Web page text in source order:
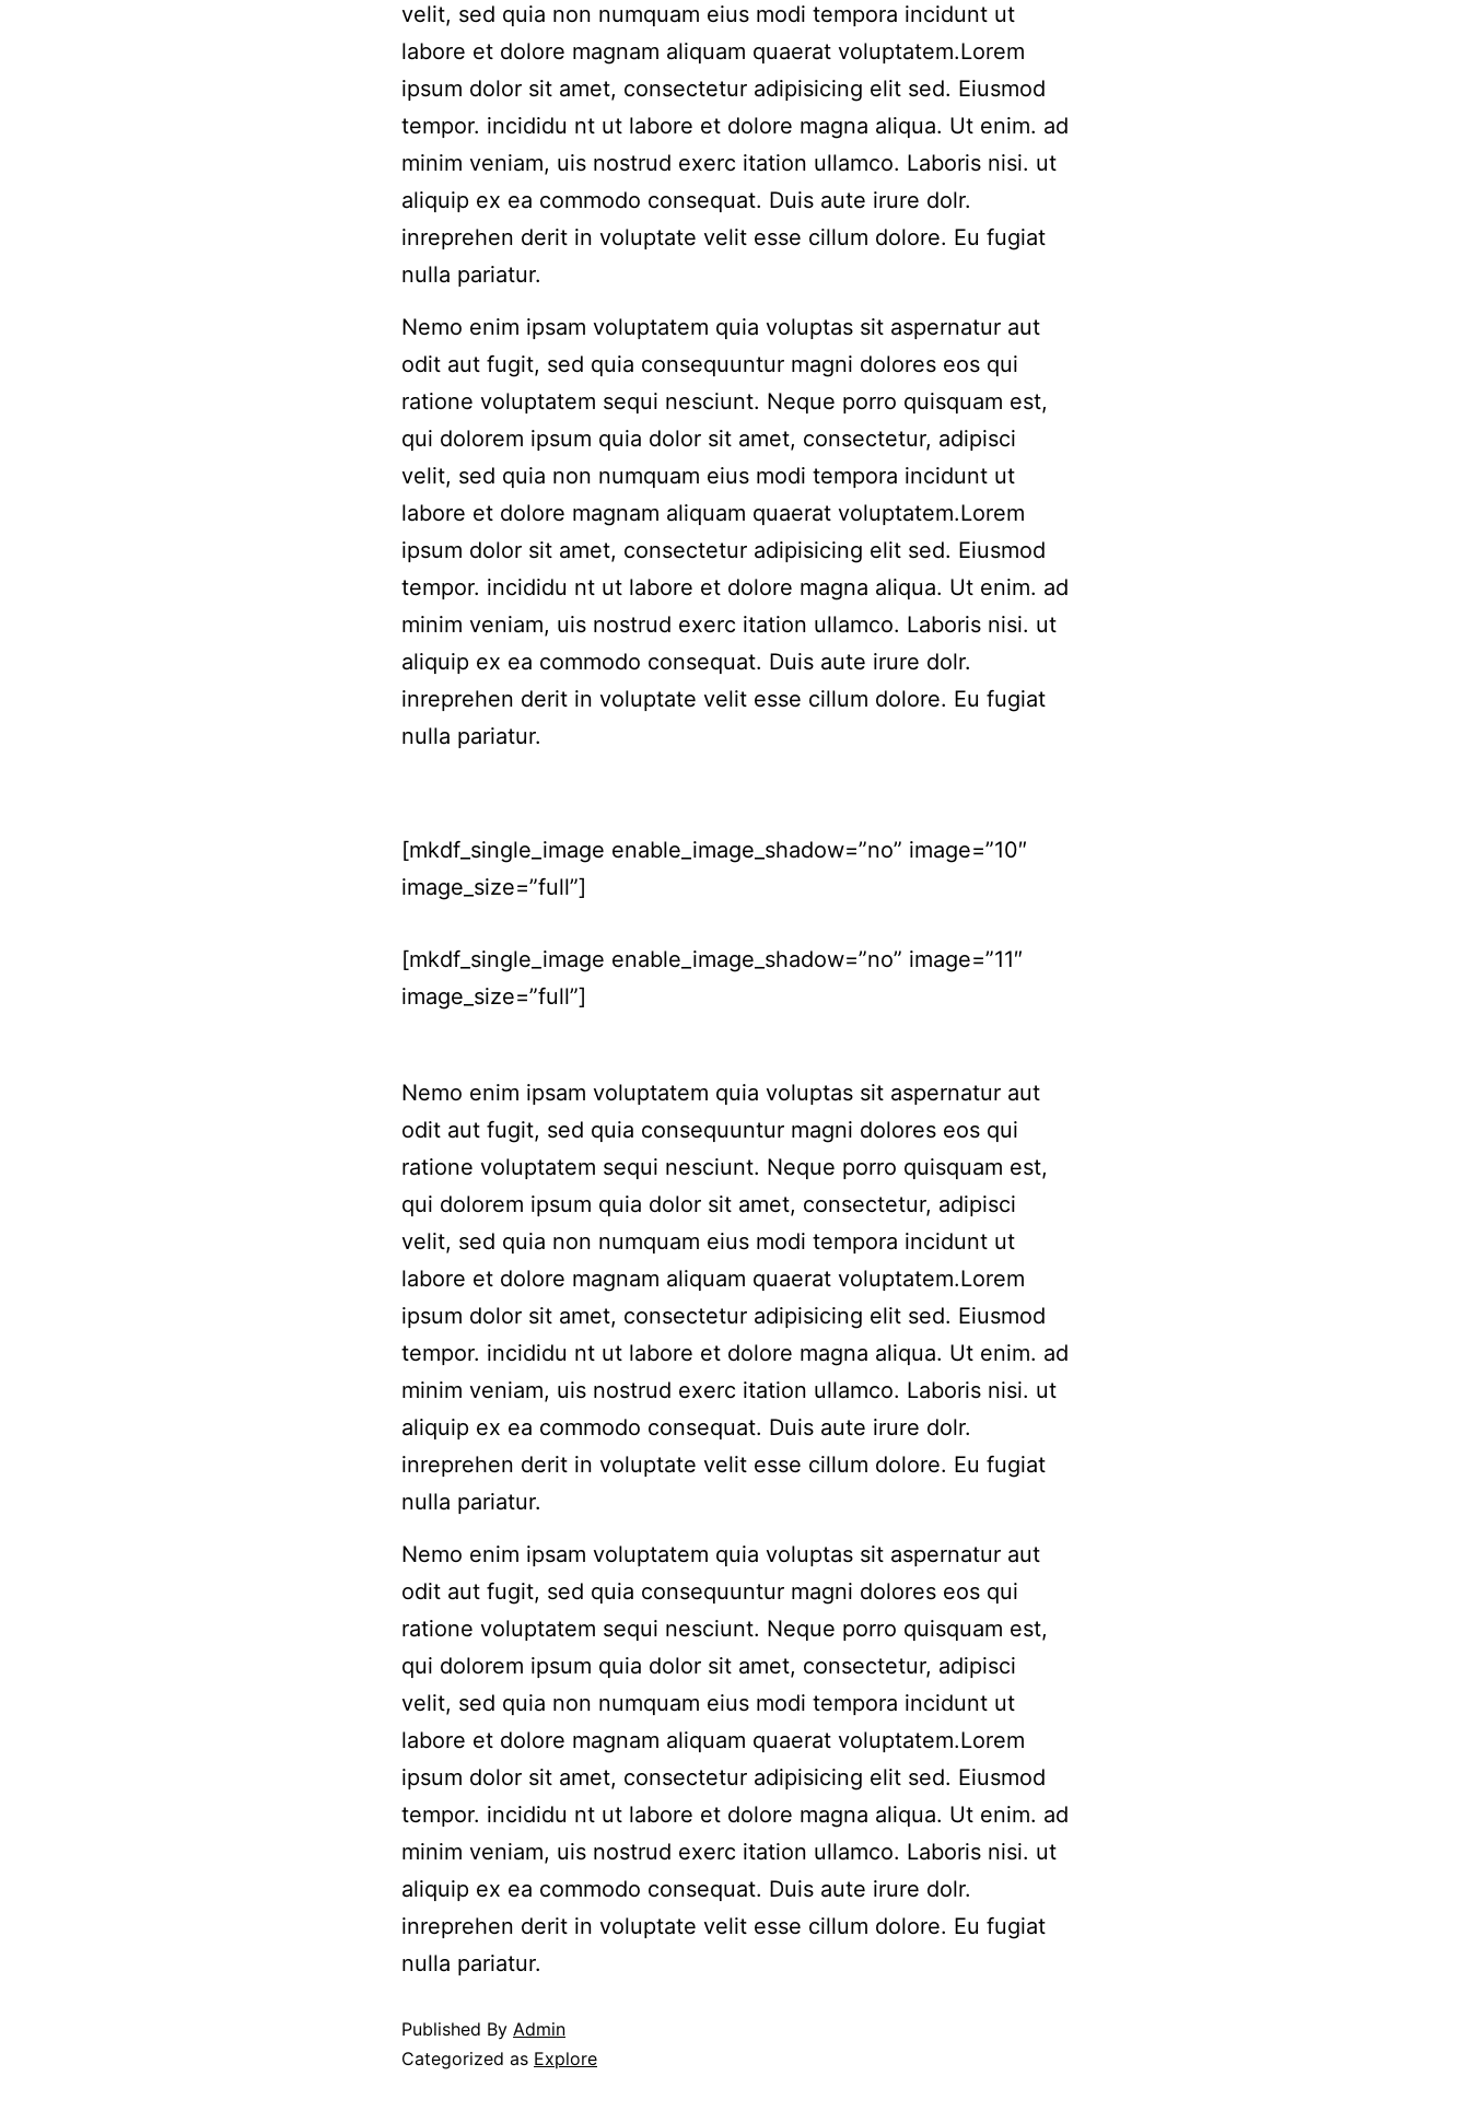
velit, sed quia non numquam eius modi tempora incidunt ut
labore et dolore magnam aliquam quaerat voluptatem.Lorem
ipsum dolor sit amet, consectetur adipisicing elit sed. Eiusmod
tempor. incididu nt ut labore et dolore magna aliqua. Ut enim. ad
minim veniam, uis nostrud exerc itation ullamco. Laboris nisi. ut
aliquip ex ea commodo consequat. Duis aute irure dolr.
inreprehen derit in voluptate velit esse cillum dolore. Eu fugiat
nulla pariatur.
Nemo enim ipsam voluptatem quia voluptas sit aspernatur aut
odit aut fugit, sed quia consequuntur magni dolores eos qui
ratione voluptatem sequi nesciunt. Neque porro quisquam est,
qui dolorem ipsum quia dolor sit amet, consectetur, adipisci
velit, sed quia non numquam eius modi tempora incidunt ut
labore et dolore magnam aliquam quaerat voluptatem.Lorem
ipsum dolor sit amet, consectetur adipisicing elit sed. Eiusmod
tempor. incididu nt ut labore et dolore magna aliqua. Ut enim. ad
minim veniam, uis nostrud exerc itation ullamco. Laboris nisi. ut
aliquip ex ea commodo consequat. Duis aute irure dolr.
inreprehen derit in voluptate velit esse cillum dolore. Eu fugiat
nulla pariatur.
[mkdf_single_image enable_image_shadow=”no” image=”10″
image_size=”full”]
[mkdf_single_image enable_image_shadow=”no” image=”11″
image_size=”full”]
Nemo enim ipsam voluptatem quia voluptas sit aspernatur aut
odit aut fugit, sed quia consequuntur magni dolores eos qui
ratione voluptatem sequi nesciunt. Neque porro quisquam est,
qui dolorem ipsum quia dolor sit amet, consectetur, adipisci
velit, sed quia non numquam eius modi tempora incidunt ut
labore et dolore magnam aliquam quaerat voluptatem.Lorem
ipsum dolor sit amet, consectetur adipisicing elit sed. Eiusmod
tempor. incididu nt ut labore et dolore magna aliqua. Ut enim. ad
minim veniam, uis nostrud exerc itation ullamco. Laboris nisi. ut
aliquip ex ea commodo consequat. Duis aute irure dolr.
inreprehen derit in voluptate velit esse cillum dolore. Eu fugiat
nulla pariatur.
Nemo enim ipsam voluptatem quia voluptas sit aspernatur aut
odit aut fugit, sed quia consequuntur magni dolores eos qui
ratione voluptatem sequi nesciunt. Neque porro quisquam est,
qui dolorem ipsum quia dolor sit amet, consectetur, adipisci
velit, sed quia non numquam eius modi tempora incidunt ut
labore et dolore magnam aliquam quaerat voluptatem.Lorem
ipsum dolor sit amet, consectetur adipisicing elit sed. Eiusmod
tempor. incididu nt ut labore et dolore magna aliqua. Ut enim. ad
minim veniam, uis nostrud exerc itation ullamco. Laboris nisi. ut
aliquip ex ea commodo consequat. Duis aute irure dolr.
inreprehen derit in voluptate velit esse cillum dolore. Eu fugiat
nulla pariatur.
Published By Admin
Categorized as Explore